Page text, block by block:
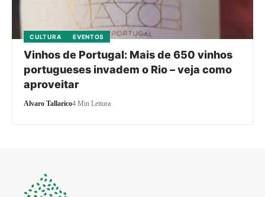
CULTURA EVENTOS
Vinhos de Portugal: Mais de 650 vinhos
portugueses invadem o Rio – veja como
aproveitar
Alvaro Tallarico4 Min Leitura